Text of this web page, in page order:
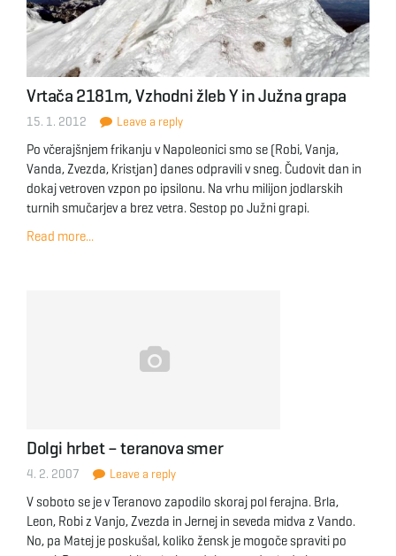
Vrtača 2181m, Vzhodni žleb Y in Južna grapa
15. 1. 2012 Leave a reply
Po včerajšnjem frikanju v Napoleonici smo se (Robi, Vanja,
Vanda, Zvezda, Kristjan) danes odpravili v sneg. Čudovit dan in
dokaj vetroven vzpon po ipsilonu. Na vrhu milijon jodlarskih
turnih smučarjev a brez vetra. Sestop po Južni grapi.
Read more...
Dolgi hrbet – teranova smer
4. 2. 2007 Leave a reply
V soboto se je v Teranovo zapodilo skoraj pol ferajna. Brla,
Leon, Robi z Vanjo, Zvezda in Jernej in seveda midva z Vando.
No, pa Matej je poskušal, koliko žensk je mogoče spraviti po